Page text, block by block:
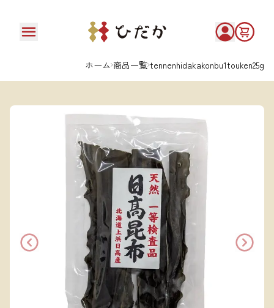
ホーム 商品一覧 tennenhidakakonbu1touken25g